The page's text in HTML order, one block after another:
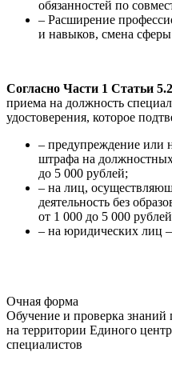
обязанностей по
– Расширение
и навыков, смена сферы
Согласно Части 1 Статьи
приема на должность
удостоверения, которое
– предупреждение или
штрафа на
до 5 000 рублей;
– на лиц,
деятельность без
от 1 000 до 5 000
– на юридических лиц
Очная форма
Обучение и проверка знаний
на территории Единого
специалистов